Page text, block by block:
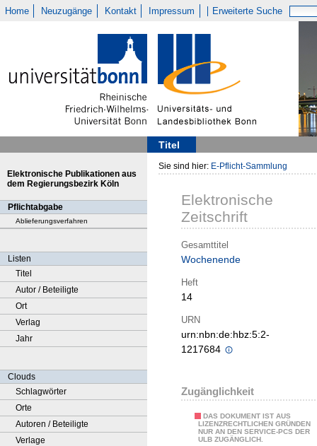
Home Neuzugänge Kontakt Impressum Erweiterte Suche
Titel
Elektronische Publikationen aus
dem Regierungsbezirk Köln
Pflichtabgabe
Ablieferungsverfahren
Listen
Titel
Autor / Beteiligte
Ort
Verlag
Jahr
Clouds
Schlagwörter
Orte
Autoren / Beteiligte
Verlage
Sie sind hier: E-Pflicht-Sammlung
Elektronische
Zeitschrift
Gesamttitel
Wochenende
Heft
14
URN
urn:nbn:de:hbz:5:2-
1217684
Zugänglichkeit
DAS DOKUMENT IST AUS
LIZENZRECHTLICHEN GRÜNDEN
NUR AN DEN SERVICE-PCS DER
ULB ZUGÄNGLICH.